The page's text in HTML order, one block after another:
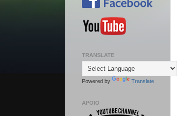
TRANSLATE
Powered by Translate
APOIO